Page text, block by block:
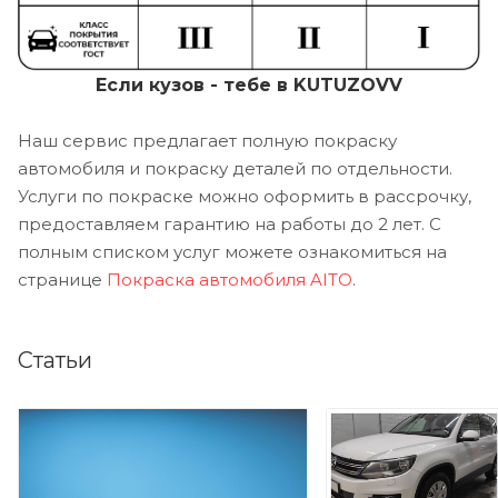
Если кузов - тебе в KUTUZOVV
Наш сервис предлагает полную покраску
автомобиля и покраску деталей по отдельности.
Услуги по покраске можно оформить в рассрочку,
предоставляем гарантию на работы до 2 лет. С
полным списком услуг можете ознакомиться на
странице Покраска автомобиля AITO.
Статьи